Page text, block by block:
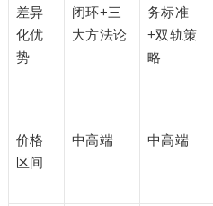
差异
化优
势
闭环+三
大方法论
务标准
+双轨策
略
价格
区间
中高端 中高端